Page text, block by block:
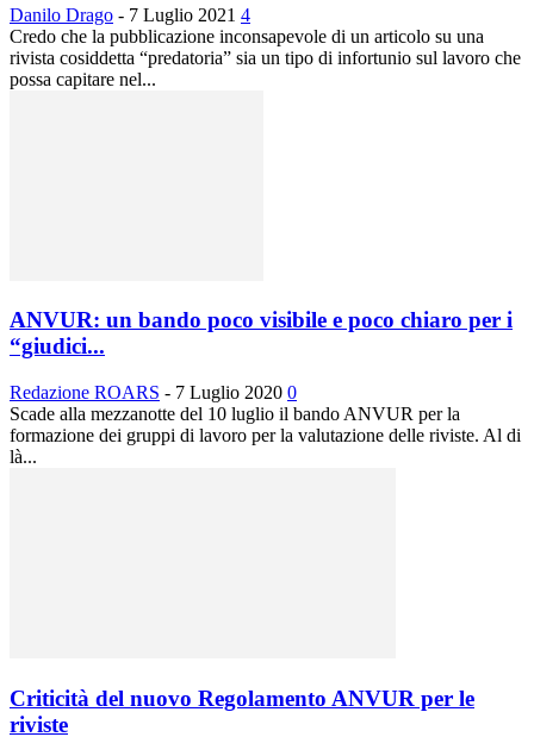
Danilo Drago - 7 Luglio 2021 4
Credo che la pubblicazione inconsapevole di un articolo su una
rivista cosiddetta “predatoria” sia un tipo di infortunio sul lavoro che
possa capitare nel...
ANVUR: un bando poco visibile e poco chiaro per i
“giudici...
Redazione ROARS - 7 Luglio 2020 0
Scade alla mezzanotte del 10 luglio il bando ANVUR per la
formazione dei gruppi di lavoro per la valutazione delle riviste. Al di
là...
Criticità del nuovo Regolamento ANVUR per le
riviste